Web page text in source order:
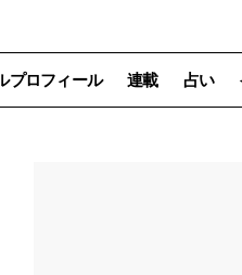
プロフィール 連載 占い